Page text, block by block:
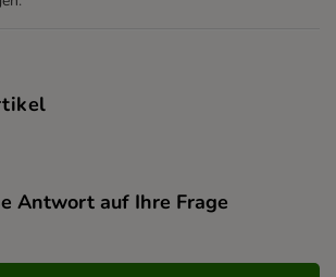
Antwort auf Ihre Frage